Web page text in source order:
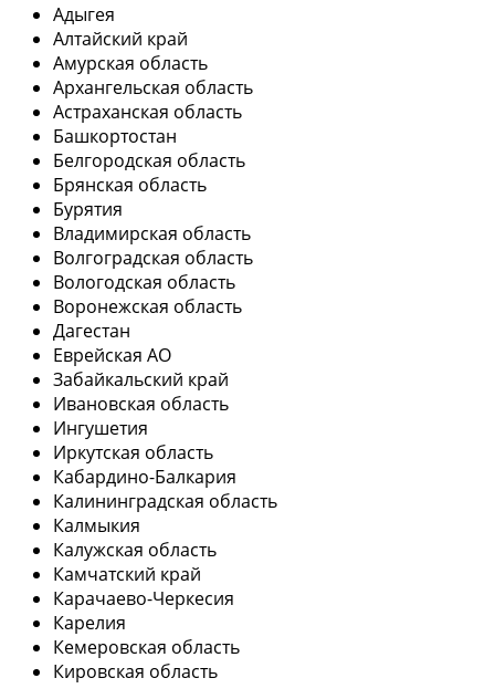
Адыгея
Алтайский край
Амурская область
Архангельская область
Астраханская область
Башкортостан
Белгородская область
Брянская область
Бурятия
Владимирская область
Волгоградская область
Вологодская область
Воронежская область
Дагестан
Еврейская АО
Забайкальский край
Ивановская область
Ингушетия
Иркутская область
Кабардино-Балкария
Калининградская область
Калмыкия
Калужская область
Камчатский край
Карачаево-Черкесия
Карелия
Кемеровская область
Кировская область